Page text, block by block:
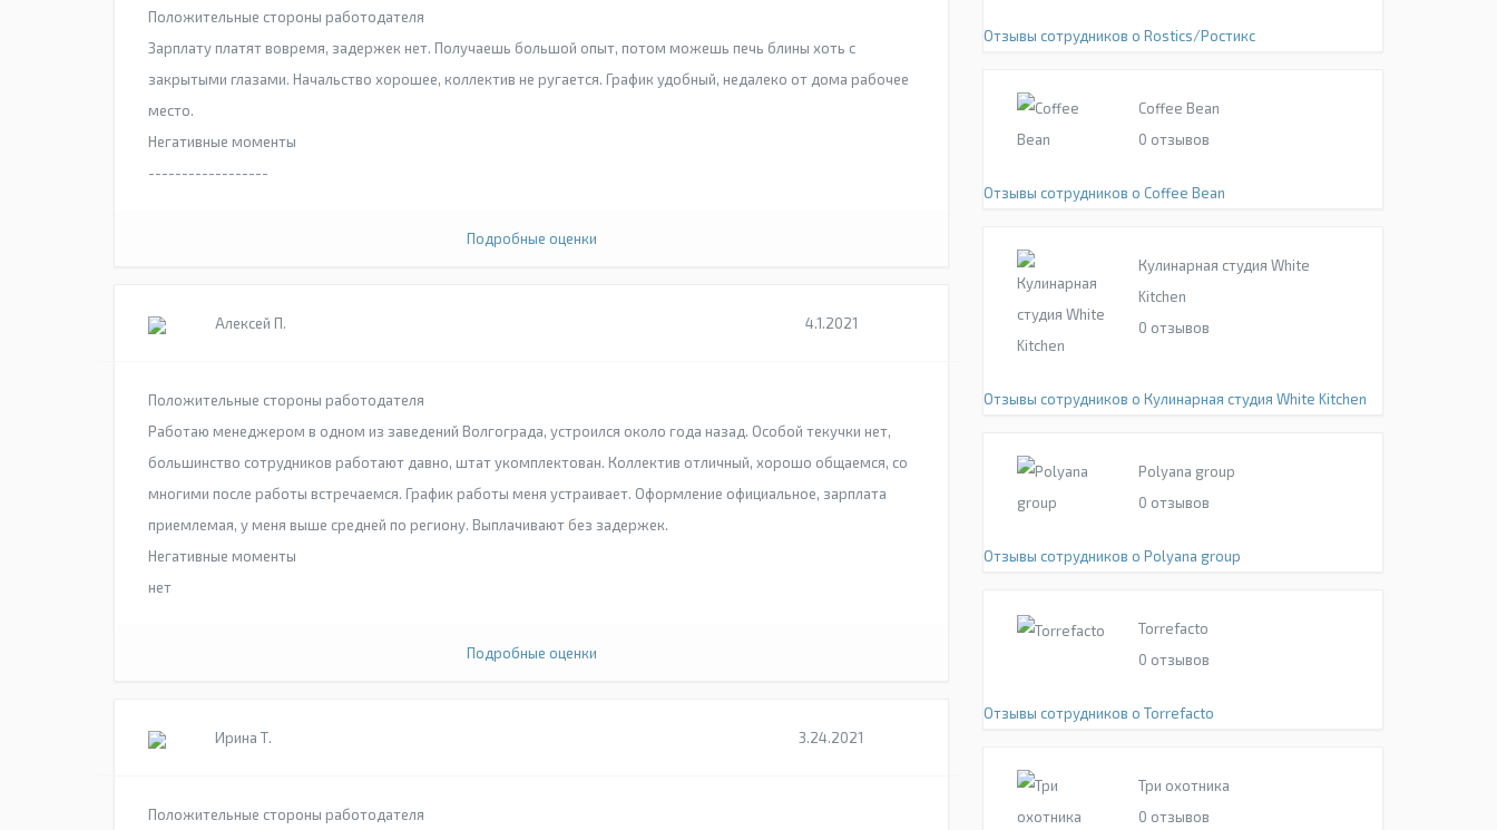
Положительные стороны работодателя
Зарплату платят вовремя, задержек нет. Получаешь большой опыт, потом можешь печь блины хоть с
закрытыми глазами. Начальство хорошее, коллектив не ругается. График удобный, недалеко от дома рабочее
место.
Негативные моменты
------------------
Подробные оценки
Алексей П. 4.1.2021
Положительные стороны работодателя
Работаю менеджером в одном из заведений Волгограда, устроился около года назад. Особой текучки нет,
большинство сотрудников работают давно, штат укомплектован. Коллектив отличный, хорошо общаемся, со
многими после работы встречаемся. График работы меня устраивает. Оформление официальное, зарплата
приемлемая, у меня выше средней по региону. Выплачивают без задержек.
Негативные моменты
нет
Подробные оценки
Ирина Т. 3.24.2021
Положительные стороны работодателя
Отзывы сотрудников о Rostics/Ростикс
Coffee Bean
0 отзывов
Отзывы сотрудников о Coffee Bean
Кулинарная студия White
Kitchen
0 отзывов
Отзывы сотрудников о Кулинарная студия White Kitchen
Polyana group
0 отзывов
Отзывы сотрудников о Polyana group
Torrefacto
0 отзывов
Отзывы сотрудников о Torrefacto
Три охотника
0 отзывов